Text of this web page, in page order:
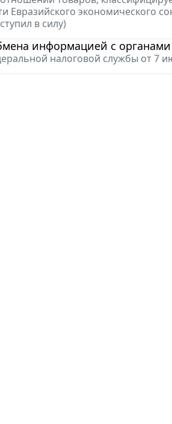
Евразийского экономического
в силу)
информацией с
налоговой службы от 7